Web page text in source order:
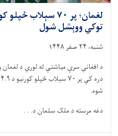
توکي ووېشل شول
شنبه، ۲۴ صفر ۱۴۴۸
د افغاني سرې میاشتې له لوري د لغمان
شوه.
دغه مرسته د ملک سلمان د. . .